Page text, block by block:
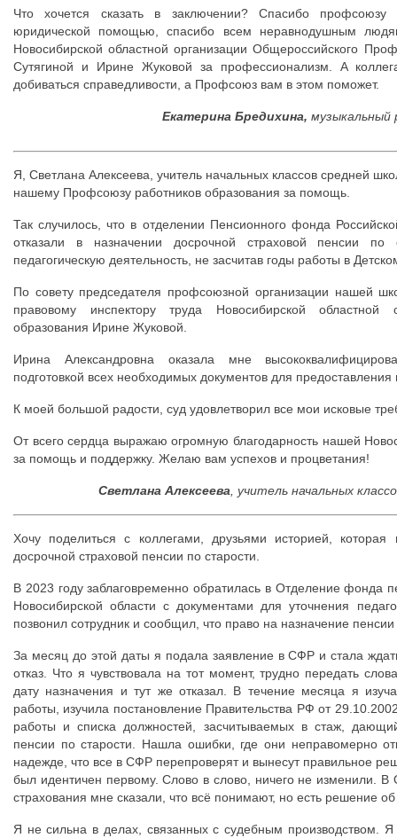
Что хочется сказать в заключении? Спасибо профсоюзу
юридической помощью, спасибо всем неравнодушным
Новосибирской областной организации Общероссийского
Сутягиной и Ирине Жуковой за профессионализм. А
добиваться справедливости, а Профсоюз вам в этом поможет.
Екатерина Бредихина, музыкальный
Я, Светлана Алексеева, учитель начальных классов средней
нашему Профсоюзу работников образования за помощь.
Так случилось, что в отделении Пенсионного фонда
отказали в назначении досрочной страховой пенсии по
педагогическую деятельность, не засчитав годы работы в
По совету председателя профсоюзной организации нашей
правовому инспектору труда Новосибирской областной
образования Ирине Жуковой.
Ирина Александровна оказала мне
подготовкой всех необходимых документов для
К моей большой радости, суд удовлетворил все мои исковые
От всего сердца выражаю огромную благодарность нашей
за помощь и поддержку. Желаю вам успехов и процветания!
Светлана Алексеева , учитель начальных
Хочу поделиться с коллегами, друзьями историей,
досрочной страховой пенсии по старости.
В 2023 году заблаговременно обратилась в Отделение фонда
Новосибирской области с документами для уточнения
позвонил сотрудник и сообщил, что право на назначение
За месяц до этой даты я подала заявление в СФР и стала
отказ. Что я чувствовала на тот момент, трудно передать
дату назначения и тут же отказал. В течение месяца я
работы, изучила постановление Правительства РФ от
работы и списка должностей, засчитываемых в стаж,
пенсии по старости. Нашла ошибки, где они неправомерно
надежде, что все в СФР перепроверят и вынесут правильное
был идентичен первому. Слово в слово, ничего не изменили.
страхования мне сказали, что всё понимают, но есть решение
Я не сильна в делах, связанных с судебным производством. Я